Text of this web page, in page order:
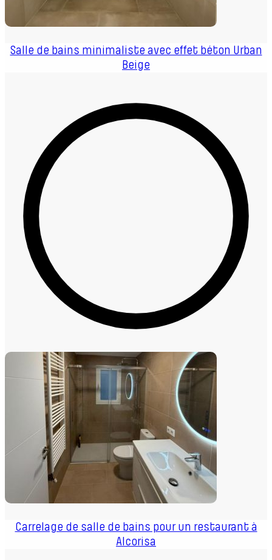
Salle de bains minimaliste avec effet béton Urban
Beige
Carrelage de salle de bains pour un restaurant à
Alcorisa